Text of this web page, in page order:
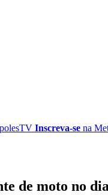
Inscreva-se na
de moto no